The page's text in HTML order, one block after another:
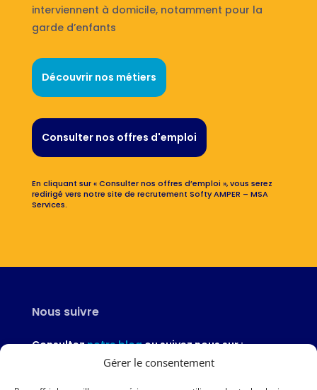
Gérer le consentement
interviennent à domicile, notamment pour la
garde d’enfants
Découvrir nos métiers
Consulter nos offres d'emploi
En cliquant sur « Consulter nos offres d’emploi », vous serez
redirigé vers notre site de recrutement Softy AMPER – MSA
Services.
Nous suivre
Consulteznotre blogou suivez nous sur :